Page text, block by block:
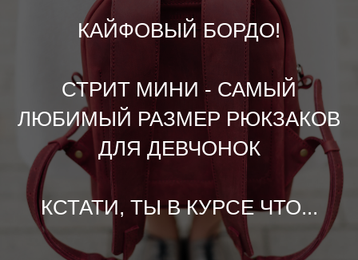
КАЙФОВЫЙ БОРДО!
СТРИТ МИНИ - САМЫЙ
ЛЮБИМЫЙ РАЗМЕР РЮКЗАКОВ
ДЛЯ ДЕВЧОНОК
КСТАТИ, ТЫ В КУРСЕ ЧТО...